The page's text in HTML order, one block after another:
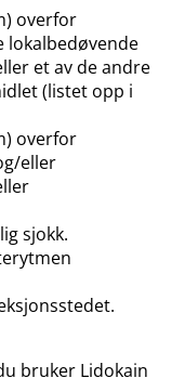
overfor
lokalbedøvende
et av de andre
(listet opp i
overfor
​eller
sjokk.
bruker Lidokain